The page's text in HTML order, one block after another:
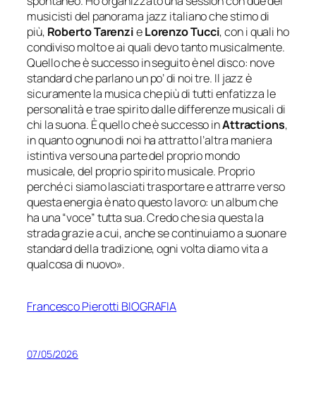
musicisti del panorama jazz italiano che stimo di
più, Roberto TarenzieLorenzo Tucci, con i quali ho
condiviso molto e ai quali devo tanto musicalmente.
Quello che è successo in seguito è nel disco: nove
standard che parlano un po’ di noi tre. Il jazz è
sicuramente la musica che più di tutti enfatizza le
personalità e trae spirito dalle differenze musicali di
chi la suona. È quello che è successo inAttractions,
in quanto ognuno di noi ha attratto l’altra maniera
istintiva verso una parte del proprio mondo
musicale, del proprio spirito musicale. Proprio
perché ci siamo lasciati trasportare e attrarre verso
questa energia è nato questo lavoro: un album che
ha una “voce” tutta sua. Credo che sia questa la
strada grazie a cui, anche se continuiamo a suonare
standard della tradizione, ogni volta diamo vita a
qualcosa di nuovo».
Francesco Pierotti BIOGRAFIA
07/05/2026